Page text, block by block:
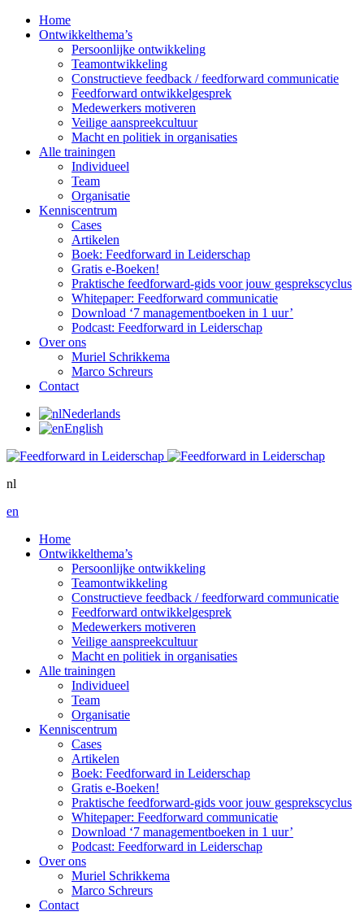
Home
Ontwikkelthema’s
Persoonlijke ontwikkeling
Teamontwikkeling
Constructieve feedback / feedforward communicatie
Feedforward ontwikkelgesprek
Medewerkers motiveren
Veilige aanspreekcultuur
Macht en politiek in organisaties
Alle trainingen
Individueel
Team
Organisatie
Kenniscentrum
Cases
Artikelen
Boek: Feedforward in Leiderschap
Gratis e-Boeken!
Praktische feedforward-gids voor jouw gesprekscyclus
Whitepaper: Feedforward communicatie
Download ‘7 managementboeken in 1 uur’
Podcast: Feedforward in Leiderschap
Over ons
Muriel Schrikkema
Marco Schreurs
Contact
Nederlands
English
nl
en
Home
Ontwikkelthema’s
Persoonlijke ontwikkeling
Teamontwikkeling
Constructieve feedback / feedforward communicatie
Feedforward ontwikkelgesprek
Medewerkers motiveren
Veilige aanspreekcultuur
Macht en politiek in organisaties
Alle trainingen
Individueel
Team
Organisatie
Kenniscentrum
Cases
Artikelen
Boek: Feedforward in Leiderschap
Gratis e-Boeken!
Praktische feedforward-gids voor jouw gesprekscyclus
Whitepaper: Feedforward communicatie
Download ‘7 managementboeken in 1 uur’
Podcast: Feedforward in Leiderschap
Over ons
Muriel Schrikkema
Marco Schreurs
Contact